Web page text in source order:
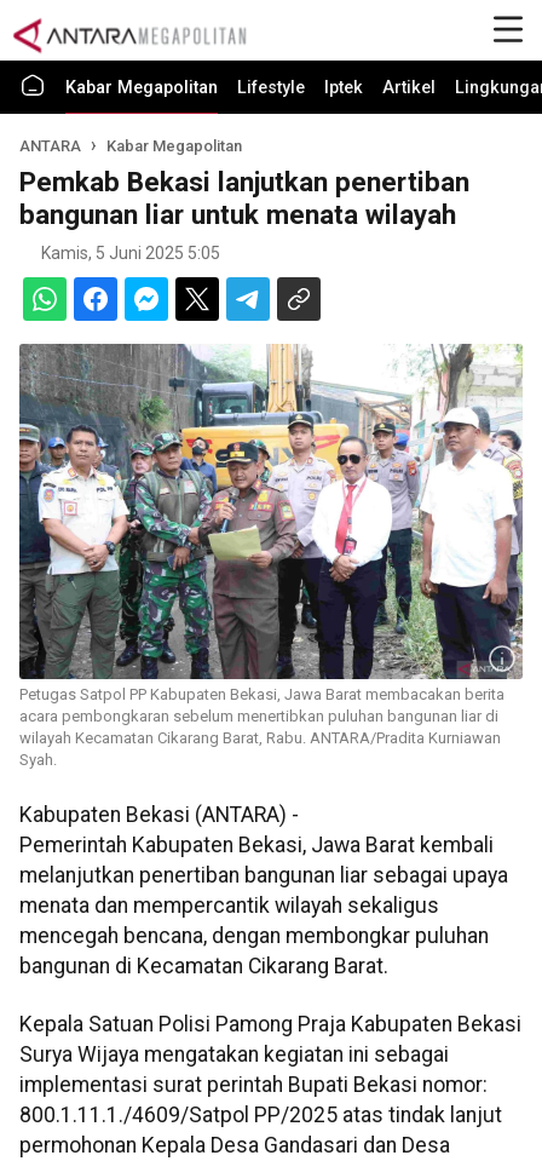
Kabar Megapolitan Lifestyle Iptek Artikel
ANTARA Kabar Megapolitan
Pemkab Bekasi lanjutkan penertiban
bangunan liar untuk menata wilayah
Kamis, 5 Juni 2025 5:05
Petugas Satpol PP Kabupaten Bekasi, Jawa Barat membacakan berita
acara pembongkaran sebelum menertibkan puluhan bangunan liar di
wilayah Kecamatan Cikarang Barat, Rabu. ANTARA/Pradita Kurniawan
Syah.
Kabupaten Bekasi (ANTARA) -
Pemerintah Kabupaten Bekasi, Jawa Barat kembali
melanjutkan penertiban bangunan liar sebagai upaya
menata dan mempercantik wilayah sekaligus
mencegah bencana, dengan membongkar puluhan
bangunan di Kecamatan Cikarang Barat.
Kepala Satuan Polisi Pamong Praja Kabupaten Bekasi
Surya Wijaya mengatakan kegiatan ini sebagai
implementasi surat perintah Bupati Bekasi nomor:
800.1.11.1./4609/Satpol PP/2025 atas tindak lanjut
permohonan Kepala Desa Gandasari dan Desa